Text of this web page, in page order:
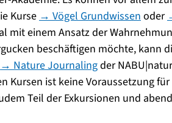
Kurse→ Vögel Grundwissenoder
mit einem Ansatz der
beschäftigen möchte, kann
→ Nature Journalingder
Kursen ist keine Voraussetzung
Teil der Exkursionen und